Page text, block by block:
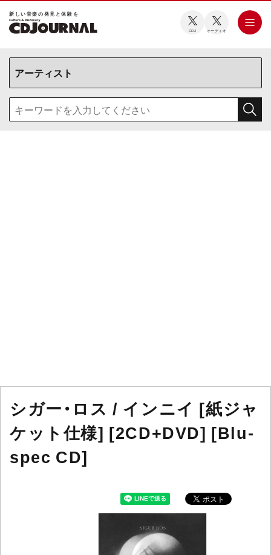
新しい⾳楽の発⾒と体験を
CDJ オーディオ
シガー・ロス / インニイ [紙ジャ
ケット仕様] [2CD+DVD] [Blu-
spec CD]